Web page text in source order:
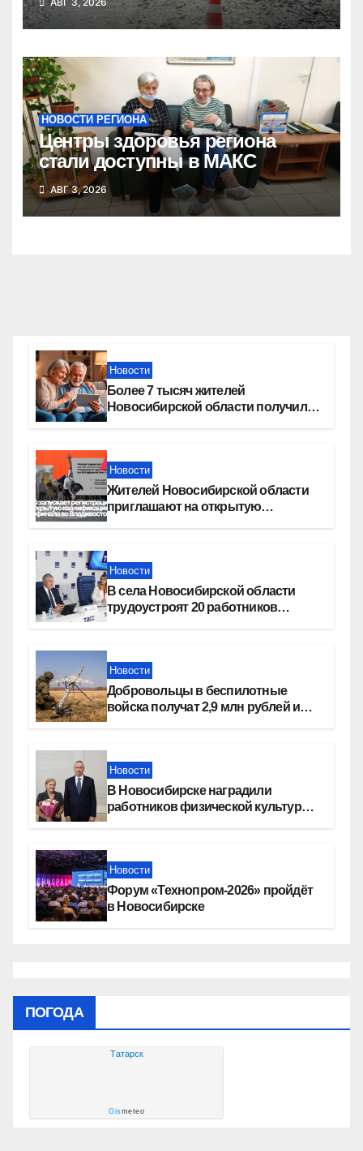
области
НОВОСТИ РЕГИОНА
Центры здоровья региона
стали доступны в МАКС
АВГ 3, 2026
Новости
Более 7 тысяч жителей
Новосибирской области получили
Новости
Жителей Новосибирской области
приглашают на открытую
Новости
В села Новосибирской области
трудоустроят 20 работников
Новости
Добровольцы в беспилотные
войска получат 2,9 млн рублей и
Новости
В Новосибирске наградили
работников физической культуры
Новости
Форум «Технопром-2026» пройдёт
в Новосибирске
ПОГОДА
Татарск
Gismeteo